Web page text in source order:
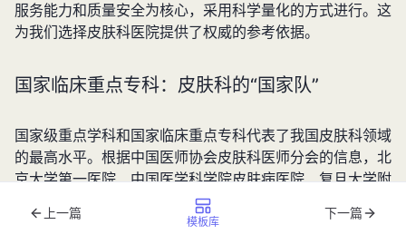
服务能力和质量安全为核心，采用科学量化的方式进行。这
为我们选择皮肤科医院提供了权威的参考依据。
国家临床重点专科：皮肤科的“国家队”
国家级重点学科和国家临床重点专科代表了我国皮肤科领域
的最高水平。根据中国医师协会皮肤科医师分会的信息，北
京大学第一医院、中国医学科学院皮肤病医院、复旦大学附
属华山医院等医院的皮肤科均为国家级重点学科，这些医院
在皮肤病诊疗方面具有深厚的积累和领先的技术。选择这类
上一篇
模板库
下一篇